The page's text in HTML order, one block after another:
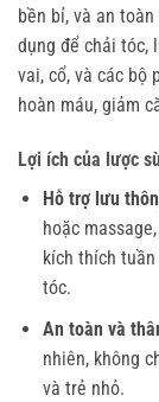
bền bỉ, và an
dụng để chải tóc,
vai, cổ, và các bộ
hoàn máu, giảm
Lợi ích của lược
Hỗ trợ lưu
hoặc
kích thích
tóc.
An toàn và
nhiên, không
và trẻ nhỏ.